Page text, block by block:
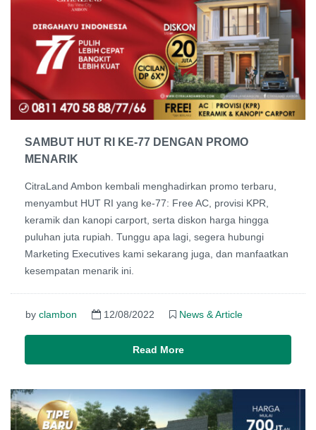
SAMBUT HUT RI KE-77 DENGAN PROMO
MENARIK
CitraLand Ambon kembali menghadirkan promo terbaru,
menyambut HUT RI yang ke-77: Free AC, provisi KPR,
keramik dan kanopi carport, serta diskon harga hingga
puluhan juta rupiah. Tunggu apa lagi, segera hubungi
Marketing Executives kami sekarang juga, dan manfaatkan
kesempatan menarik ini.
by clambon 12/08/2022 News & Article
Read More